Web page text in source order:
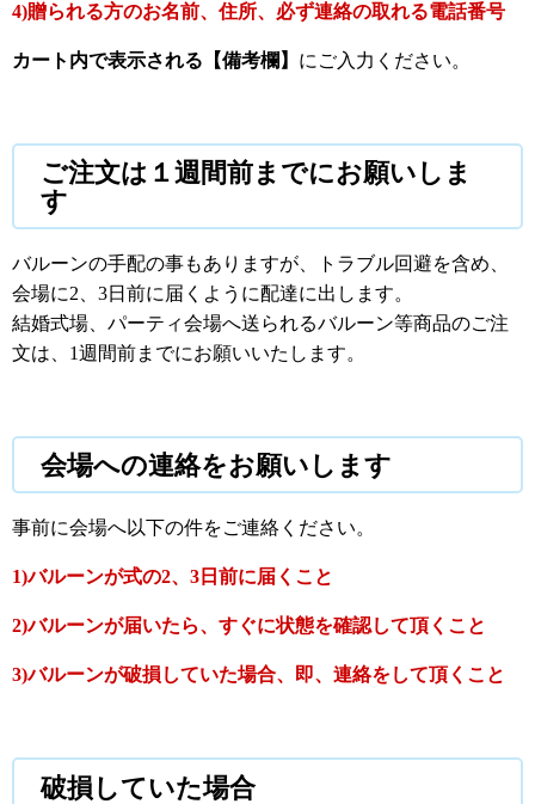
4)贈られる方のお名前、住所、必ず連絡の取れる電話番号
カート内で表示される【備考欄】 にご入力ください。
ご注文は１週間前までにお願いしま
す
バルーンの手配の事もありますが、トラブル回避を含め、
会場に2、3日前に届くように配達に出します。
結婚式場、パーティ会場へ送られるバルーン等商品のご注
文は、1週間前までにお願いいたします。
会場への連絡をお願いします
事前に会場へ以下の件をご連絡ください。
1)バルーンが式の2、3日前に届くこと
2)バルーンが届いたら、すぐに状態を確認して頂くこと
3)バルーンが破損していた場合、即、連絡をして頂くこと
破損していた場合